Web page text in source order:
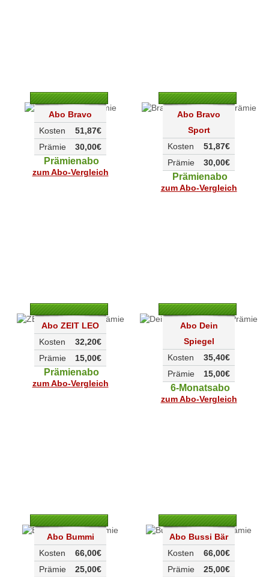
Abo Bravo
51,87€
Kosten
30,00€
Prämie
Prämienabo
zum Abo-Vergleich
Abo Bravo
Sport
51,87€
Kosten
30,00€
Prämie
Prämienabo
zum Abo-Vergleich
Abo ZEIT LEO
32,20€
Kosten
15,00€
Prämie
Prämienabo
zum Abo-Vergleich
Abo Dein
Spiegel
35,40€
Kosten
15,00€
Prämie
6-Monatsabo
zum Abo-Vergleich
Abo Bummi
66,00€
Kosten
25,00€
Prämie
Abo Bussi Bär
66,00€
Kosten
25,00€
Prämie